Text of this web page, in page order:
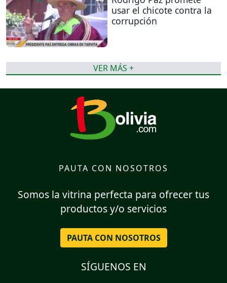
usar el chicote contra la
corrupción
VER MÁS +
PAUTA CON NOSOTROS
Somos la vitrina perfecta para ofrecer tus
productos y/o servicios
PAUTA CON NOSOTROS
SÍGUENOS EN